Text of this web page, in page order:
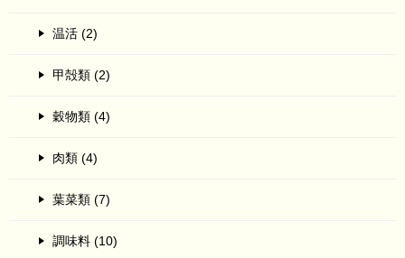
温活 (2)
甲殻類 (2)
穀物類 (4)
肉類 (4)
葉菜類 (7)
調味料 (10)